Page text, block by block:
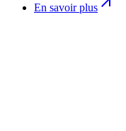
En savoir plus